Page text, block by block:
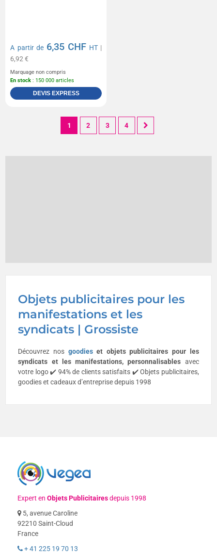
Objets publicitaires pour les
manifestations et les
syndicats | Grossiste
Découvrez nos goodieset objets publicitaires pour les
syndicats et les manifestations, personnalisables avec
votre logo ✔️ 94% de clients satisfaits ✔️ Objets publicitaires,
goodies et cadeaux d’entreprise depuis 1998
A partir de 6,35 CHF HT|
6,92 €
Marquage non compris
En stock : 150 000 articles
DEVIS EXPRESS
1 2 3 4
Expert enObjets Publicitairesdepuis 1998
5, avenue Caroline
92210 Saint-Cloud
France
+ 41 225 19 70 13